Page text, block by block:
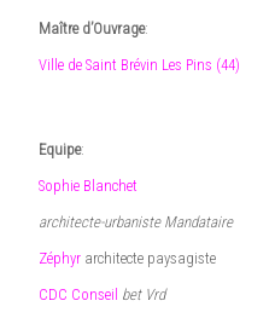
Maître d’Ouvrage:
Ville de Saint Brévin Les Pins (44)
Equipe:
Sophie Blanchet
architecte-urbaniste Mandataire
Zéphyr architecte paysagiste
CDC Conseil bet Vrd